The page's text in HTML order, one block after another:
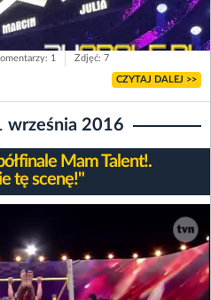
1 Zdjęć: 7
CZYTAJ DALEJ >>
września 2016
Mam Talent!.
tę scenę!"